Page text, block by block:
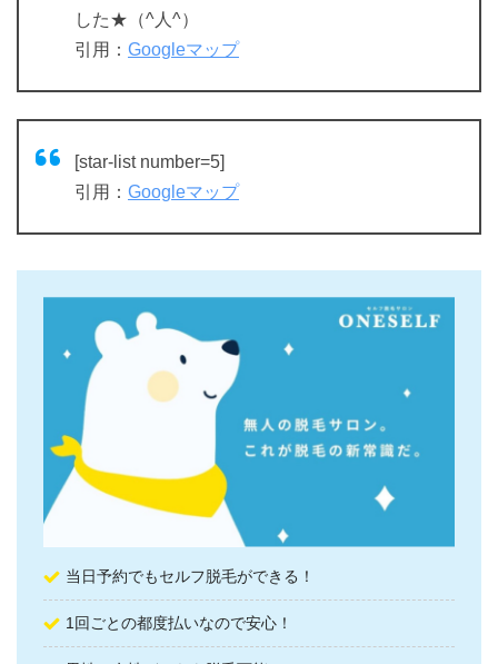
した★（^人^）
引用： Googleマップ
[star-list number=5]
引用： Googleマップ
当日予約でもセルフ脱毛ができる！
1回ごとの都度払いなので安心！